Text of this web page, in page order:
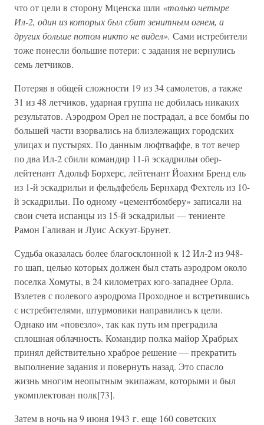
что от цели в сторону Мценска шли «только четыре
Ил-2, один из которых был сбит зенитным огнем, а
других больше потом никто не видел». Сами истребители
тоже понесли большие потери: с задания не вернулись
семь летчиков.
Потеряв в общей сложности 19 из 34 самолетов, а также
31 из 48 летчиков, ударная группа не добилась никаких
результатов. Аэродром Орел не пострадал, а все бомбы по
большей части взорвались на близлежащих городских
улицах и пустырях. По данным люфтваффе, в тот вечер
по два Ил-2 сбили командир 11-й эскадрильи обер-
лейтенант Адольф Борхерс, лейтенант Йоахим Бренд ель
из 1-й эскадрильи и фельдфебель Бернхард Фехтель из 10-
й эскадрильи. По одному «цементбомберу» записали на
свои счета испанцы из 15-й эскадрильи — тениенте
Рамон Галиван и Луис Аскуэт-Брунет.
Судьба оказалась более благосклонной к 12 Ил-2 из 948-
го шап, целью которых должен был стать аэродром около
поселка Хомуты, в 24 километрах юго-западнее Орла.
Взлетев с полевого аэродрома Проходное и встретившись
с истребителями, штурмовики направились к цели.
Однако им «повезло», так как путь им преградила
сплошная облачность. Командир полка майор Храбрых
принял действительно храброе решение — прекратить
выполнение задания и повернуть назад. Это спасло
жизнь многим неопытным экипажам, которыми и был
укомплектован полк[73].
Затем в ночь на 9 июня 1943 г. еще 160 советских